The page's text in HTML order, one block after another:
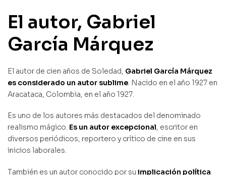
El autor, Gabriel
García Márquez
El autor de cien años de Soledad, Gabriel García Márquez
es considerado un autor sublime . Nacido en el año 1927 en
Aracataca, Colombia, en el año 1927.
Es uno de los autores más destacados del denominado
realismo mágico. Es un autor excepcional, escritor en
diversos periódicos, reportero y crítico de cine en sus
inicios laborales.
También es un autor conocido por su implicación política.